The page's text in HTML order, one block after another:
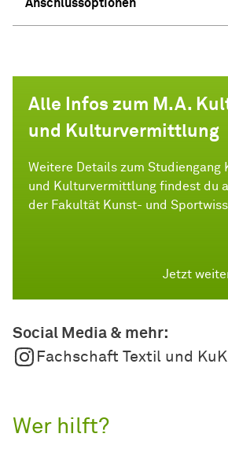
Anschlussoptionen
Alle Infos zum M.A.
und Kulturvermittlung
Weitere Details zum Studiengang
und Kulturvermittlung findest du
der Fakultät Kunst- und
Jetzt
Social Media & mehr:
Fachschaft Textil und KuK
Wer hilft?